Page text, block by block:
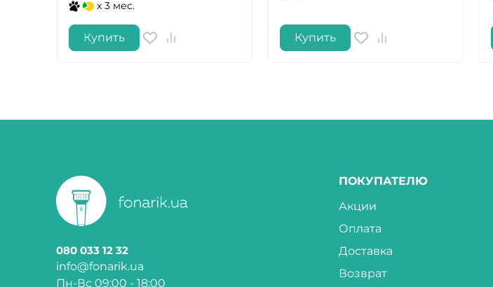
x 3 мес.
Купить Купить
080 033 12 32
info@fonarik.ua
Пн-Вс 09:00 - 18:00
ПОКУПАТЕЛЮ
Акции
Оплата
Доставка
Возврат